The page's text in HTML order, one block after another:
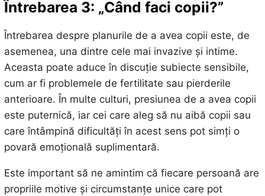
Întrebarea 3: „Când faci copii?”
Întrebarea despre planurile de a avea copii este, de
asemenea, una dintre cele mai invazive și intime.
Aceasta poate aduce în discuție subiecte sensibile,
cum ar fi problemele de fertilitate sau pierderile
anterioare. În multe culturi, presiunea de a avea copii
este puternică, iar cei care aleg să nu aibă copii sau
care întâmpină dificultăți în acest sens pot simți o
povară emoțională suplimentară.
Este important să ne amintim că fiecare persoană are
propriile motive și circumstanțe unice care pot